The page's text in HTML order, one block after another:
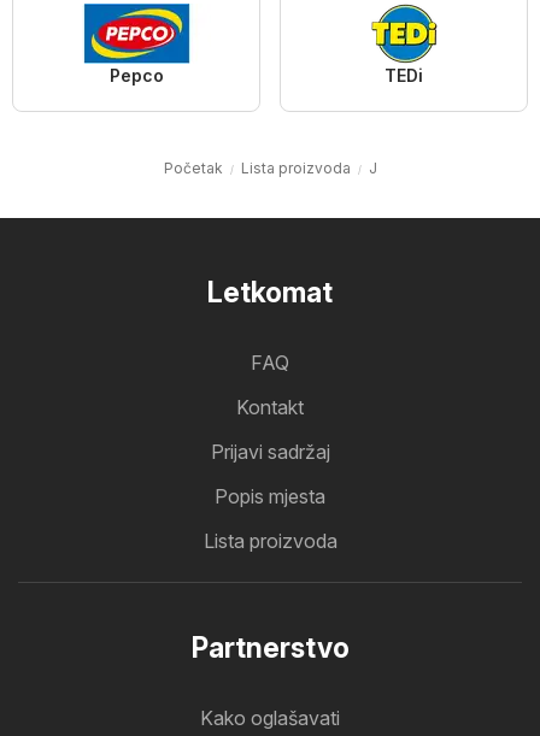
Pepco TEDi
Početak Lista proizvoda J
Letkomat
FAQ
Kontakt
Prijavi sadržaj
Popis mjesta
Lista proizvoda
Partnerstvo
Kako oglašavati